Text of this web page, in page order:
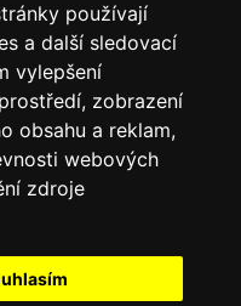
používají
a další sledovací
vylepšení
zobrazení
obsahu a reklam,
webových
zdroje